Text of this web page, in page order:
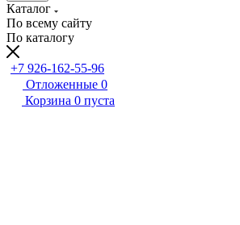
Каталог
По всему сайту
По каталогу
+7 926-162-55-96
Отложенные 0
Корзина 0 пуста